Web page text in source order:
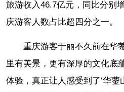
旅游收入46.7亿元，同比分别
庆游客人数占比超四分之一。
重庆游客于丽不久前在华
里有美景，更有深厚的文化底
体验，真正让人感受到了‘华蓥